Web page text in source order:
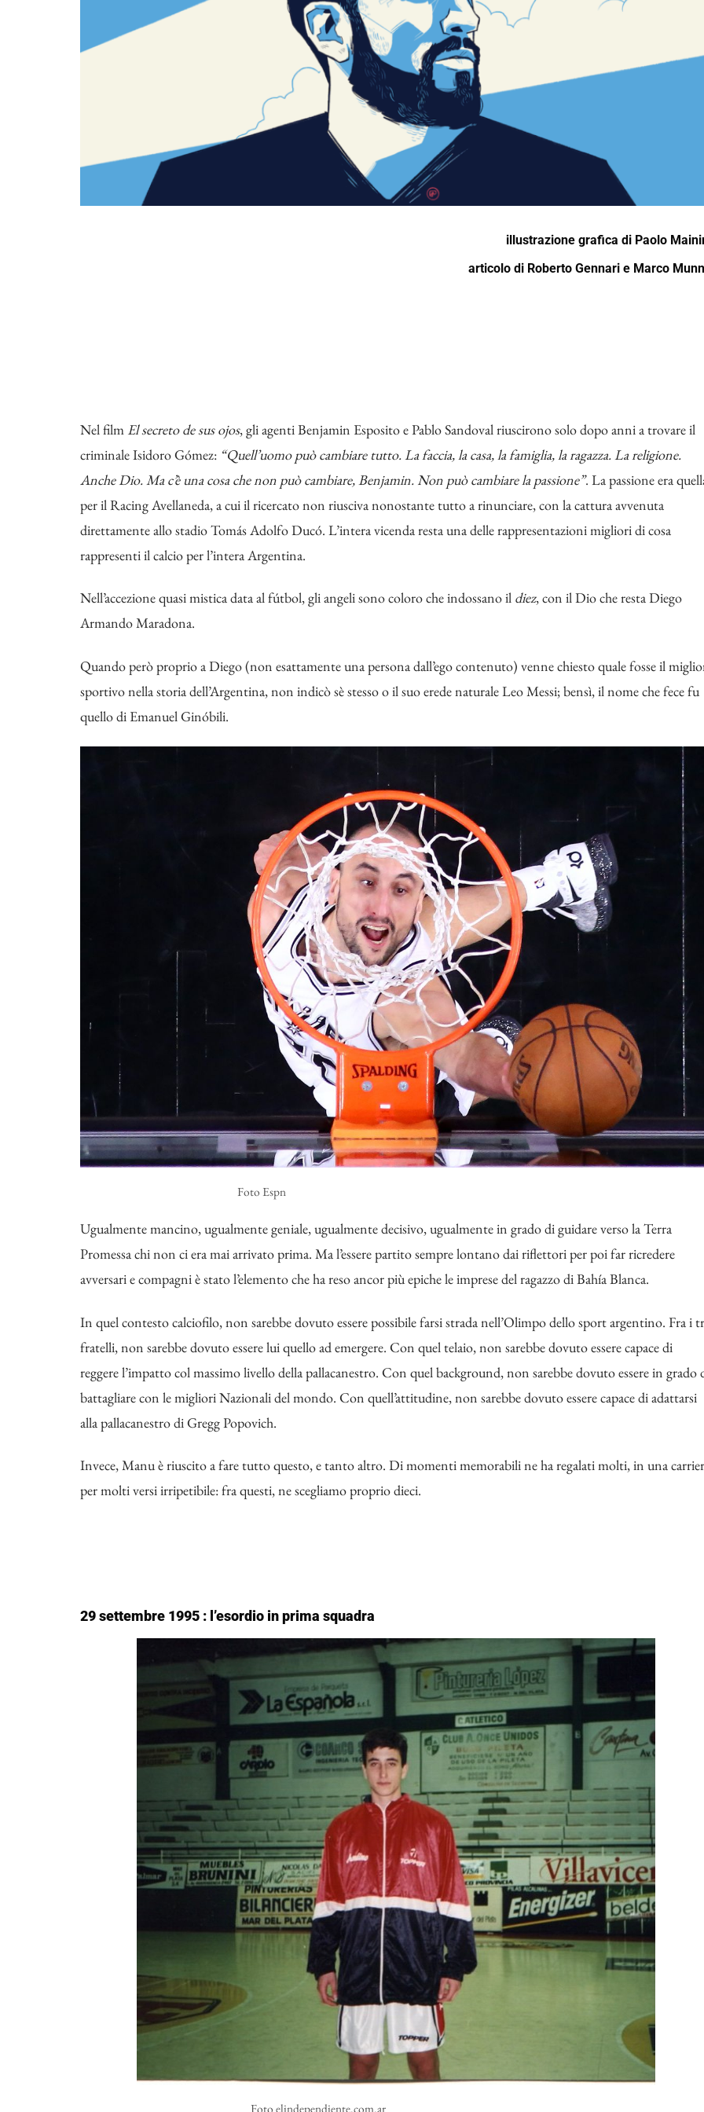
illustrazione grafica di Paolo
articolo di Roberto Gennari e Marco
Nel film El secreto de sus ojos, gli agenti Benjamin Esposito e Pablo Sandoval riuscirono solo dopo anni a trovare il
criminale Isidoro Gómez: “Quell’uomo può cambiare tutto. La faccia, la casa, la famiglia, la ragazza. La religione.
Anche Dio. Ma c’è una cosa che non può cambiare, Benjamin. Non può cambiare la passione”. La passione era
per il Racing Avellaneda, a cui il ricercato non riusciva nonostante tutto a rinunciare, con la cattura avvenuta
direttamente allo stadio Tomás Adolfo Ducó. L’intera vicenda resta una delle rappresentazioni migliori di cosa
rappresenti il calcio per l’intera Argentina.
Nell’accezione quasi mistica data al fútbol, gli angeli sono coloro che indossano il diez, con il Dio che resta Diego
Armando Maradona.
Quando però proprio a Diego (non esattamente una persona dall’ego contenuto) venne chiesto quale fosse il
sportivo nella storia dell’Argentina, non indicò sè stesso o il suo erede naturale Leo Messi; bensì, il nome che fece fu
quello di Emanuel Ginóbili.
Foto Espn
Ugualmente mancino, ugualmente geniale, ugualmente decisivo, ugualmente in grado di guidare verso la Terra
Promessa chi non ci era mai arrivato prima. Ma l’essere partito sempre lontano dai riflettori per poi far ricredere
avversari e compagni è stato l’elemento che ha reso ancor più epiche le imprese del ragazzo di Bahía Blanca.
In quel contesto calciofilo, non sarebbe dovuto essere possibile farsi strada nell’Olimpo dello sport argentino. Fra i
fratelli, non sarebbe dovuto essere lui quello ad emergere. Con quel telaio, non sarebbe dovuto essere capace di
reggere l’impatto col massimo livello della pallacanestro. Con quel background, non sarebbe dovuto essere in grado
battagliare con le migliori Nazionali del mondo. Con quell’attitudine, non sarebbe dovuto essere capace di adattarsi
alla pallacanestro di Gregg Popovich.
Invece, Manu è riuscito a fare tutto questo, e tanto altro. Di momenti memorabili ne ha regalati molti, in una
per molti versi irripetibile: fra questi, ne scegliamo proprio dieci.
29 settembre 1995 : l’esordio in prima squadra
Foto elindependiente.com.ar